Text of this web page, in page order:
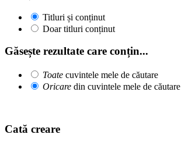
Titluri și conținut
Doar titluri conținut
Găsește rezultate care conțin...
Toate cuvintele mele de căutare
Oricare din cuvintele mele de căutare
Cată creare